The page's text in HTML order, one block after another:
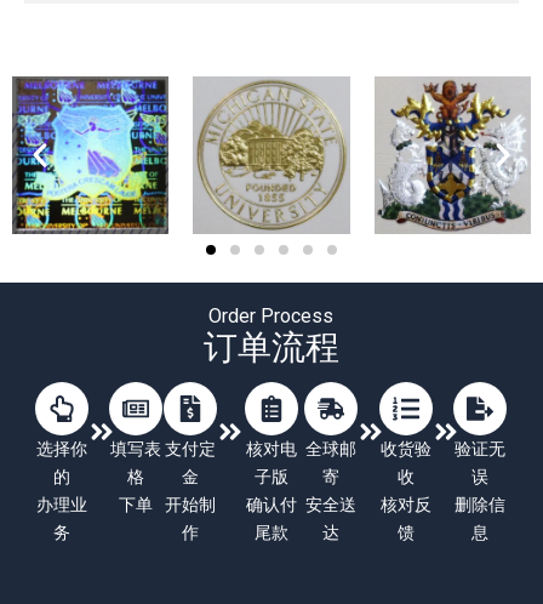
Order Process
订单流程
选择你
的
办理业
务
填写表
格
下单
支付定
金
开始制
作
核对电
子版
确认付
尾款
全球邮
寄
安全送
达
收货验
收
核对反
馈
验证无
误
删除信
息